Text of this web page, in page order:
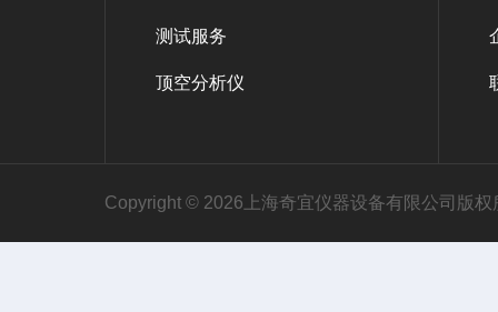
测试服务
顶空分析仪
Copyright © 2026上海奇宜仪器设备有限公司版